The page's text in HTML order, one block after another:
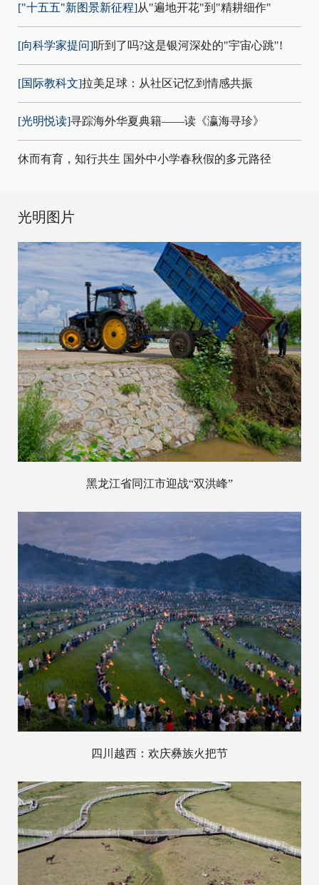
["十五五"新图景新征程]从"遍地开花"到"精耕细作"
[向科学家提问]听到了吗?这是银河深处的"宇宙心跳"!
[国际教科文]拉美足球：从社区记忆到情感共振
[光明悦读]寻踪海外华夏典籍——读《瀛海寻珍》
休而有育，知行共生 国外中小学春秋假的多元路径
光明图片
黑龙江省同江市迎战“双洪峰”
四川越西：欢庆彝族火把节